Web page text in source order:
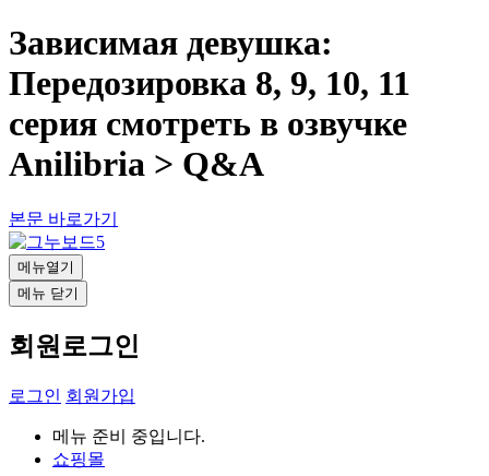
Зависимая девушка:
Передозировка 8, 9, 10, 11
серия смотреть в озвучке
Anilibria > Q&A
본문 바로가기
메뉴열기
메뉴 닫기
회원로그인
로그인 회원가입
메뉴 준비 중입니다.
쇼핑몰